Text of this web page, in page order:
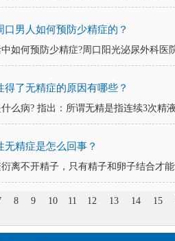
口男人如何预防少精症的？
中如何预防少精症?周口阳光泌尿外科医
得了无精症的原因有哪些？
么病? 指出：所谓无精是指连续3次精
无精症是怎么回事？
衍离不开精子，只有精子和卵子结合才
8 9 10 11 12 13 14 15